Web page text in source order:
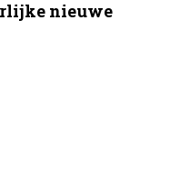
nieuwe